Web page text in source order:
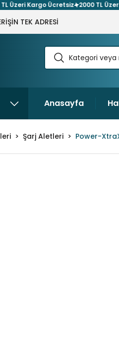
Kargo Ücretsiz 2000 TL Üzeri
TEK ADRESİ
Anasayfa
Şarj Aletleri Power-